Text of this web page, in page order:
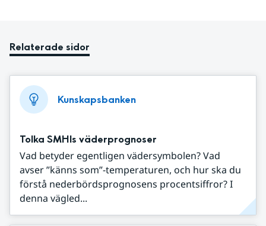
Relaterade sidor
Kunskapsbanken
Tolka SMHIs väderprognoser
Vad betyder egentligen vädersymbolen? Vad
avser ”känns som”-temperaturen, och hur ska du
förstå nederbördsprognosens procentsiffror? I
denna vägled...